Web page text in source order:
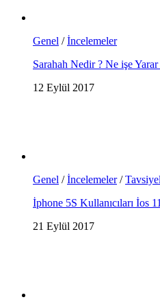
Genel /İncelemeler
Sarahah Nedir ? Ne işe Yarar
12 Eylül 2017
Genel /İncelemeler/
İphone 5S Kullanıcıları İos
21 Eylül 2017